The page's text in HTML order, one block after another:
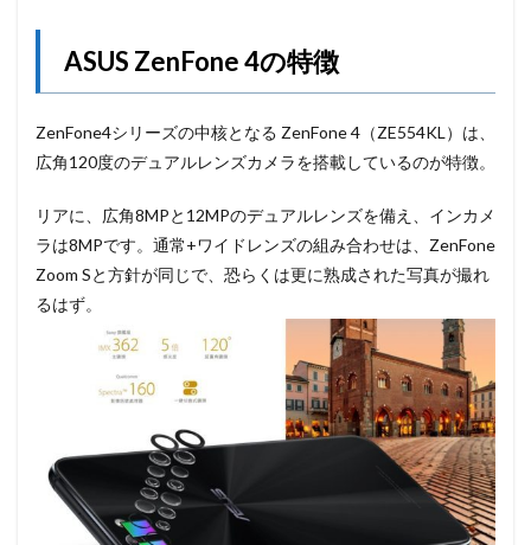
ASUS ZenFone 4の特徴
ZenFone4シリーズの中核となる ZenFone 4（ZE554KL）は、
広角120度のデュアルレンズカメラを搭載しているのが特徴。
リアに、広角8MPと12MPのデュアルレンズを備え、インカメ
ラは8MPです。通常+ワイドレンズの組み合わせは、ZenFone
Zoom Sと方針が同じで、恐らくは更に熟成された写真が撮れ
るはず。